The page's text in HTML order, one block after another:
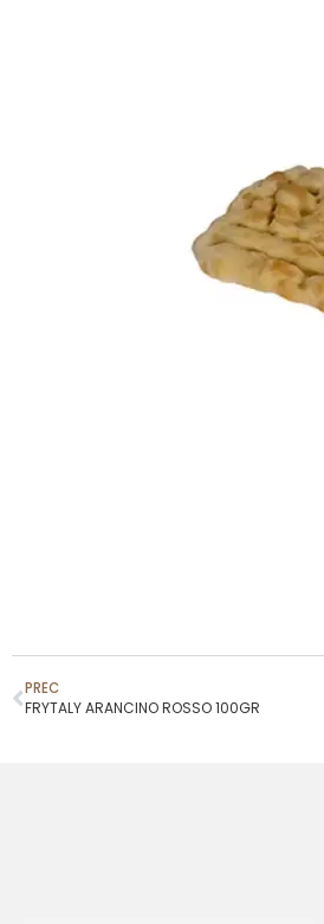
PREC
FRYTALY ARANCINO ROSSO 100GR